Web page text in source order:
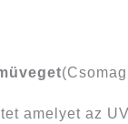
amelyet az